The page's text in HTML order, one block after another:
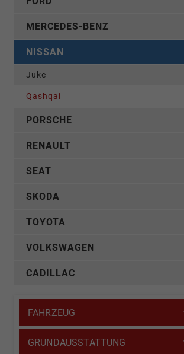
MERCEDES-BENZ
NISSAN
Juke
Qashqai
PORSCHE
RENAULT
SEAT
SKODA
TOYOTA
VOLKSWAGEN
CADILLAC
FAHRZEUG
GRUNDAUSSTATTUNG